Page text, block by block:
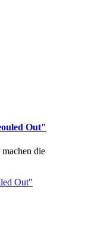
Out"
die
Out"